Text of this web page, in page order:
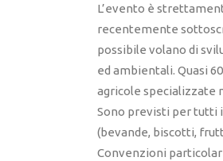
L’evento è
recentemente
possibile volano di
ed ambientali. Quasi
agricole specializzate
Sono previsti per tutti
(bevande, biscotti,
Convenzioni